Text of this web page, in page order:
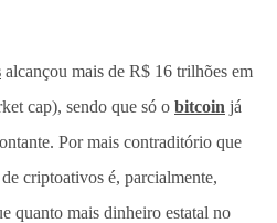
alcançou mais de R$ 16 trilhões em
cap), sendo que só o bitcoin já
Por mais contraditório que
criptoativos é, parcialmente,
quanto mais dinheiro estatal no